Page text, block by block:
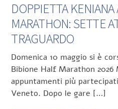
DOPPIETTA
MARATHON: SETTE
TRAGUARDO
Domenica 10 maggio si è
Bibione Half Marathon 2026
appuntamenti più
Veneto. Dopo le gare […]